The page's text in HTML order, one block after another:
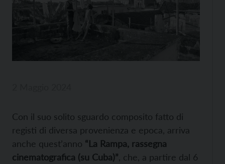
Con il suo solito sguardo composito fatto di
registi di diversa provenienza e epoca, arriva
anche quest’anno “La Rampa, rassegna
cinematografica (su Cuba)” , che, a partire dal 6